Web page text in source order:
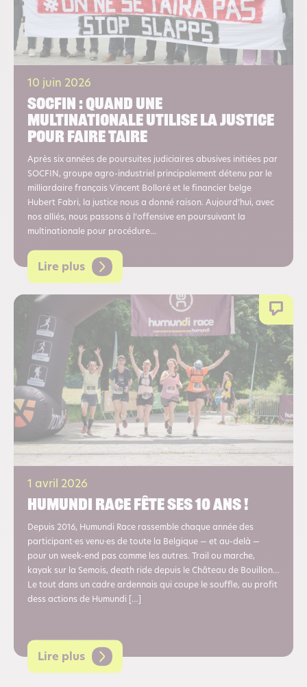
10 juin 2026
Socfin : quand une
multinationale utilise la justice
pour faire taire
Après six années de poursuites judiciaires abusives initiées par
SOCFIN, groupe agro-industriel principalement détenu par le
milliardaire français Vincent Bolloré et le financier belge
Hubert Fabri, la justice nous a donné raison. Aujourd’hui, avec
nos alliés, nous passons à l’offensive en poursuivant la
multinationale pour procédure...
Lire plus
1 avril 2026
Humundi race fête ses 10 ans !
Depuis 2016, Humundi Race rassemble chaque année des
participant·es venu·es de toute la Belgique — et au-delà —
pour un week-end pas comme les autres. Trail ou marche,
kayak sur la Semois, death ride depuis le Château de Bouillon…
Le tout dans un cadre ardennais qui coupe le souffle, au profit
dess actions de Humundi […]
Lire plus